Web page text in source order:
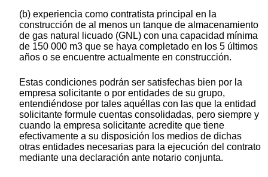
(b) experiencia como contratista principal en la
construcción de al menos un tanque de almacenamiento
de gas natural licuado (GNL) con una capacidad mínima
de 150 000 m3 que se haya completado en los 5 últimos
años o se encuentre actualmente en construcción.
Estas condiciones podrán ser satisfechas bien por la
empresa solicitante o por entidades de su grupo,
entendiéndose por tales aquéllas con las que la entidad
solicitante formule cuentas consolidadas, pero siempre y
cuando la empresa solicitante acredite que tiene
efectivamente a su disposición los medios de dichas
otras entidades necesarias para la ejecución del contrato
mediante una declaración ante notario conjunta.